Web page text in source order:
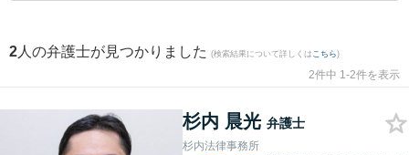
2 人の弁護士が見つかりました (検索結果について詳しくは こちら)
2件中 1-2件を表示
杉内 晨光 弁護士
杉内法律事務所